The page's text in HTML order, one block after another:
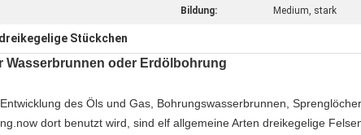
Bildung: Medium, stark
Stückchen
Wasserbrunnen oder Erdölbohrung
des Öls und Gas, Bohrungswasserbrunnen,
dort benutzt wird, sind elf allgemeine Arten dreikegelige